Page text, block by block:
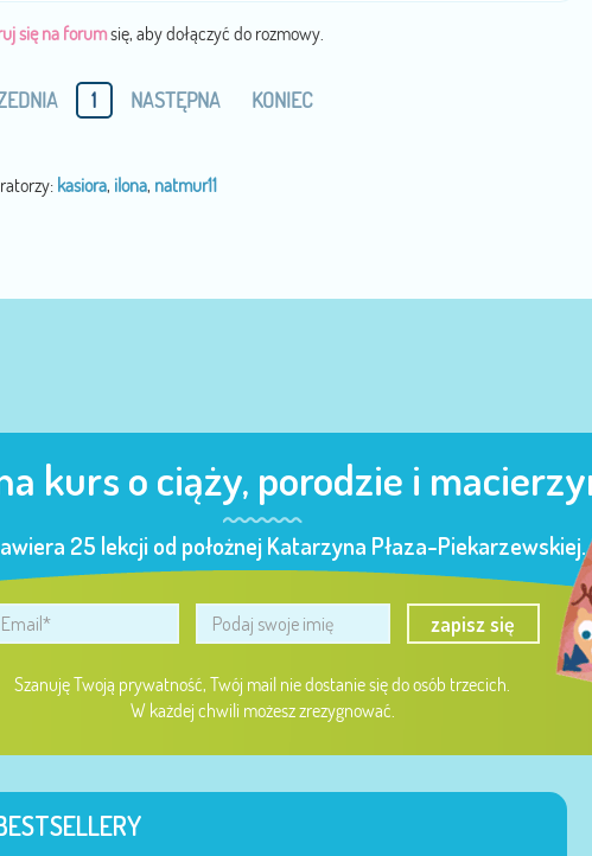
się na forumsię, aby dołączyć do rozmowy.
1 NASTĘPNA KONIEC
kasiora, ilona, natmur11
kurs o ciąży, porodzie i
25 lekcji od położnej Katarzyna Płaza-Piekarzewskiej.
zapisz się
Szanuję Twoją prywatność, Twój mail nie dostanie się do osób trzecich.
W każdej chwili możesz zrezygnować.